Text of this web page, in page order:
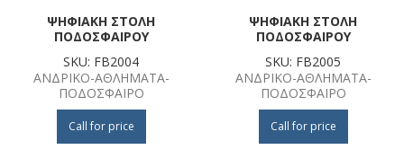
ΨΗΦΙΑΚΗ ΣΤΟΛΗ
ΠΟΔΟΣΦΑΙΡΟΥ
SKU: FB2004
ΑΝΔΡΙΚΟ-ΑΘΛΗΜΑΤΑ-
ΠΟΔΟΣΦΑΙΡΟ
Call for price
ΨΗΦΙΑΚΗ ΣΤΟΛΗ
ΠΟΔΟΣΦΑΙΡΟΥ
SKU: FB2005
ΑΝΔΡΙΚΟ-ΑΘΛΗΜΑΤΑ-
ΠΟΔΟΣΦΑΙΡΟ
Call for price